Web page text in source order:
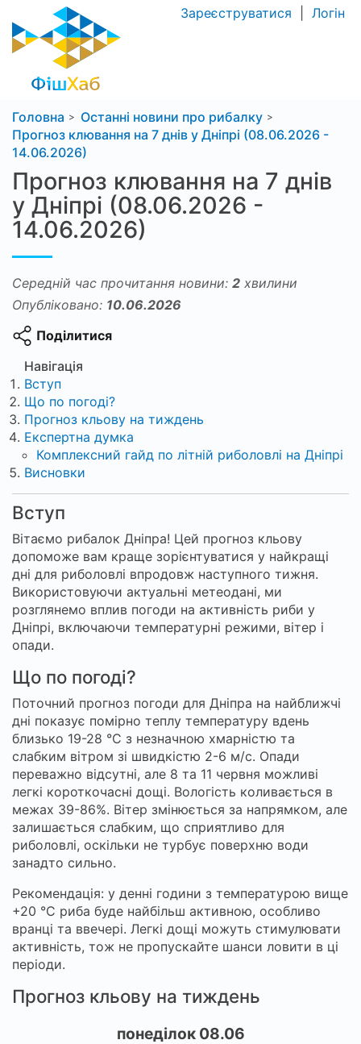
Зареєструватися Логін
Головна
Останні новини про рибалку
Прогноз клювання на 7 днів у Дніпрі (08.06.2026 -
14.06.2026)
Прогноз клювання на 7 днів
у Дніпрі (08.06.2026 -
14.06.2026)
Середній час прочитання новини: 2 хвилини
Опубліковано: 10.06.2026
Поділитися
Навігація
Вступ
Що по погоді?
Прогноз кльову на тиждень
Експертна думка
Комплексний гайд по літній риболовлі на Дніпрі
Висновки
Вступ
Вітаємо рибалок Дніпра! Цей прогноз кльову
допоможе вам краще зорієнтуватися у найкращі
дні для риболовлі впродовж наступного тижня.
Використовуючи актуальні метеодані, ми
розглянемо вплив погоди на активність риби у
Дніпрі, включаючи температурні режими, вітер і
опади.
Що по погоді?
Поточний прогноз погоди для Дніпра на найближчі
дні показує помірно теплу температуру вдень
близько 19-28 °C з незначною хмарністю та
слабким вітром зі швидкістю 2-6 м/с. Опади
переважно відсутні, але 8 та 11 червня можливі
легкі короткочасні дощі. Вологість коливається в
межах 39-86%. Вітер змінюється за напрямком, але
залишається слабким, що сприятливо для
риболовлі, оскільки не турбує поверхню води
занадто сильно.
Рекомендація: у денні години з температурою вище
+20 °C риба буде найбільш активною, особливо
вранці та ввечері. Легкі дощі можуть стимулювати
активність, тож не пропускайте шанси ловити в ці
періоди.
Прогноз кльову на тиждень
понеділок 08.06